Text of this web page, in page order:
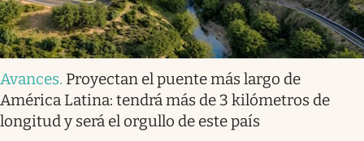
Avances. Proyectan el puente más largo de
América Latina: tendrá más de 3 kilómetros de
longitud y será el orgullo de este país